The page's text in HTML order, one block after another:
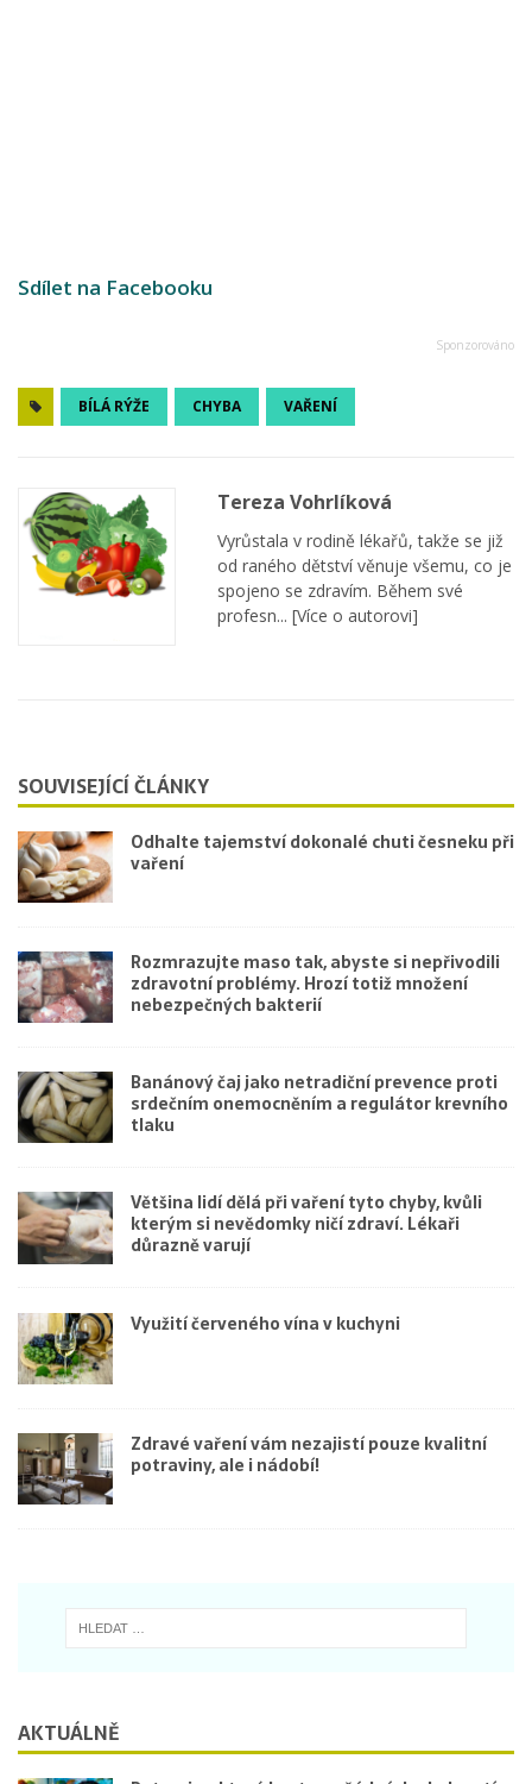
Sdílet na Facebooku
BÍLÁ RÝŽE CHYBA VAŘENÍ
Tereza Vohrlíková
Vyrůstala v rodině lékařů, takže se již
od raného dětství věnuje všemu, co je
spojeno se zdravím. Během své
profesn... [Více o autorovi]
SOUVISEJÍCÍ ČLÁNKY
Odhalte tajemství dokonalé chuti česneku při
vaření
Rozmrazujte maso tak, abyste si nepřivodili
zdravotní problémy. Hrozí totiž množení
nebezpečných bakterií
Banánový čaj jako netradiční prevence proti
srdečním onemocněním a regulátor krevního
tlaku
Většina lidí dělá při vaření tyto chyby, kvůli
kterým si nevědomky ničí zdraví. Lékaři
důrazně varují
Využití červeného vína v kuchyni
Zdravé vaření vám nezajistí pouze kvalitní
potraviny, ale i nádobí!
AKTUÁLNĚ